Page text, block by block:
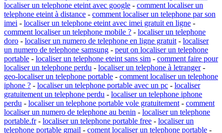
localiser un telephone eteint avec google - comment localiser un
telephone eteint à distance - comment localiser un telephone par son
imei - localiser un telephone eteint avec imei gratuit en ligne -
comment localiser un telephone mobile ? - localiser un telephone
doro - localiser un numero de telephone en ligne gratuit - localiser
un numero de telephone samsung - peut on localiser un telephone
portable - localiser un telephone eteint sans sim - comment faire pour
localiser un telephone perdu - localiser un telephone à letranger-
geo-localiser un telephone portable - comment localiser un telephone
iphone ? - localiser un telephone portable avec un pc - localiser
gratuitement un telephone perdu - localiser un telephone iphone
perdu - localiser un telephone portable vole gratuitement - comment
localiser un numero de telephone au benin - localiser un telephone
portable.fr- localiser un telephone portable free - localiser un
telephone portable gmail - coment localiser un telephone portable -